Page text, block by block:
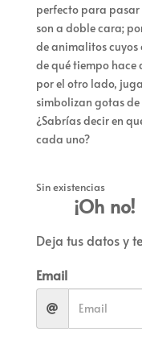
perfecto para pasar
son a doble cara;
de animalitos
de qué tiempo hace
por el otro lado,
simbolizan gotas
¿Sabrías decir en
cada uno?
Sin existencias
¡Oh
Deja tus datos y
Email